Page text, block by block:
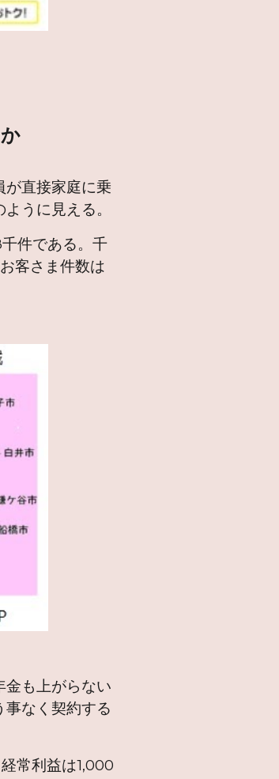
が直接家庭に乗
うに見える。
件である。千
客さま件数は
金も上がらない
なく契約する
常利益は1,000